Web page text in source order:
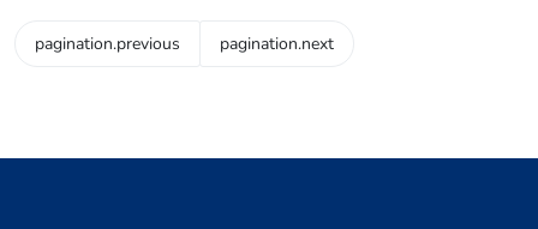
pagination.previous pagination.next